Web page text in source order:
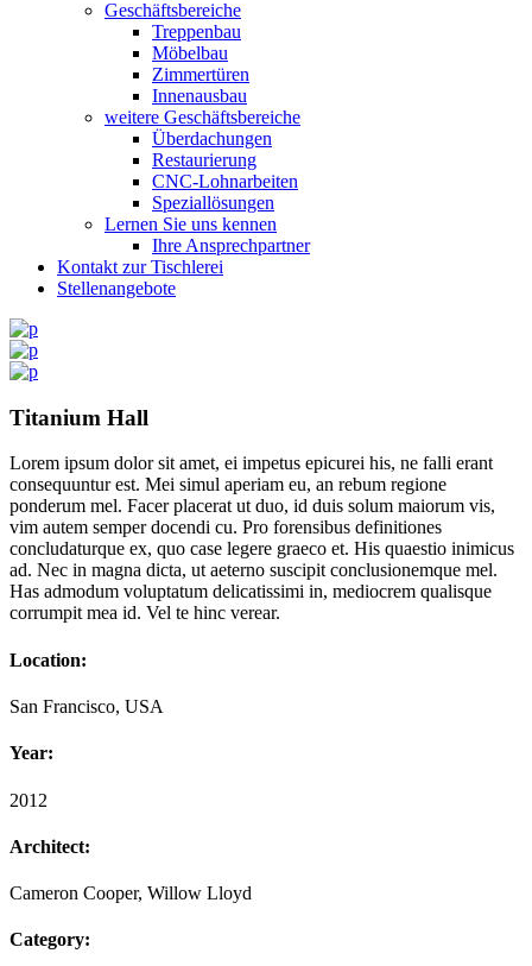
Geschäftsbereiche
Treppenbau
Möbelbau
Zimmertüren
Innenausbau
weitere Geschäftsbereiche
Überdachungen
Restaurierung
CNC-Lohnarbeiten
Speziallösungen
Lernen Sie uns kennen
Ihre Ansprechpartner
Kontakt zur Tischlerei
Stellenangebote
Titanium Hall
Lorem ipsum dolor sit amet, ei impetus epicurei his, ne falli erant
consequuntur est. Mei simul aperiam eu, an rebum regione
ponderum mel. Facer placerat ut duo, id duis solum maiorum vis,
vim autem semper docendi cu. Pro forensibus definitiones
concludaturque ex, quo case legere graeco et. His quaestio inimicus
ad. Nec in magna dicta, ut aeterno suscipit conclusionemque mel.
Has admodum voluptatum delicatissimi in, mediocrem qualisque
corrumpit mea id. Vel te hinc verear.
Location:
San Francisco, USA
Year:
2012
Architect:
Cameron Cooper, Willow Lloyd
Category: